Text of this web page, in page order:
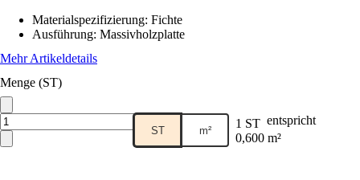
Materialspezifizierung: Fichte
Ausführung: Massivholzplatte
Mehr Artikeldetails
Menge (ST)
ST m² 1 ST entspricht
0,600 m²